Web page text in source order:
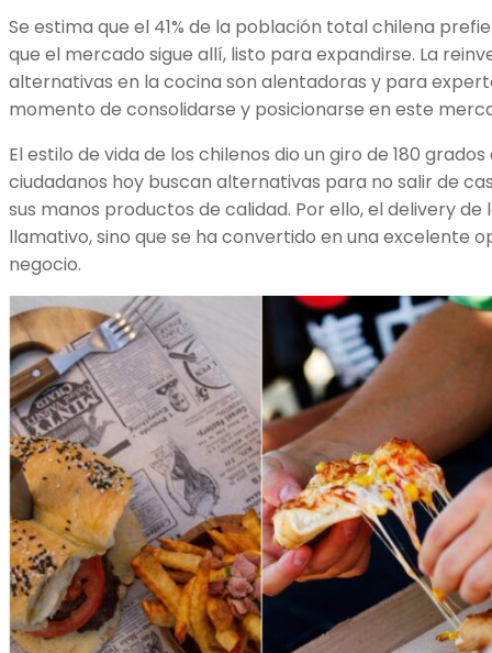
Se estima que el 41% de la población total chilena
que el mercado sigue allí, listo para expandirse. La
alternativas en la cocina son alentadoras y para
momento de consolidarse y posicionarse en este
El estilo de vida de los chilenos dio un giro de 180
ciudadanos hoy buscan alternativas para no salir de
sus manos productos de calidad. Por ello, el delivery de
llamativo, sino que se ha convertido en una excelente
negocio.